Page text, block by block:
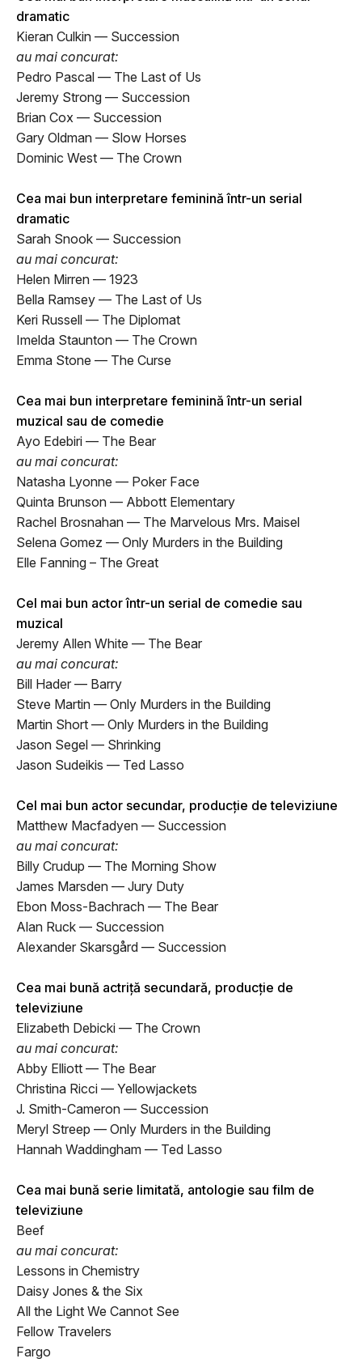
dramatic
Kieran Culkin — Succession
au mai concurat:
Pedro Pascal — The Last of Us
Jeremy Strong — Succession
Brian Cox — Succession
Gary Oldman — Slow Horses
Dominic West — The Crown
Cea mai bun interpretare feminină într-un serial
dramatic
Sarah Snook — Succession
au mai concurat:
Helen Mirren — 1923
Bella Ramsey — The Last of Us
Keri Russell — The Diplomat
Imelda Staunton — The Crown
Emma Stone — The Curse
Cea mai bun interpretare feminină într-un serial
muzical sau de comedie
Ayo Edebiri — The Bear
au mai concurat:
Natasha Lyonne — Poker Face
Quinta Brunson — Abbott Elementary
Rachel Brosnahan — The Marvelous Mrs. Maisel
Selena Gomez — Only Murders in the Building
Elle Fanning – The Great
Cel mai bun actor într-un serial de comedie sau
muzical
Jeremy Allen White — The Bear
au mai concurat:
Bill Hader — Barry
Steve Martin — Only Murders in the Building
Martin Short — Only Murders in the Building
Jason Segel — Shrinking
Jason Sudeikis — Ted Lasso
Cel mai bun actor secundar, producție de televiziune
Matthew Macfadyen — Succession
au mai concurat:
Billy Crudup — The Morning Show
James Marsden — Jury Duty
Ebon Moss-Bachrach — The Bear
Alan Ruck — Succession
Alexander Skarsgård — Succession
Cea mai bună actriță secundară, producție de
televiziune
Elizabeth Debicki — The Crown
au mai concurat:
Abby Elliott — The Bear
Christina Ricci — Yellowjackets
J. Smith-Cameron — Succession
Meryl Streep — Only Murders in the Building
Hannah Waddingham — Ted Lasso
Cea mai bună serie limitată, antologie sau film de
televiziune
Beef
au mai concurat:
Lessons in Chemistry
Daisy Jones & the Six
All the Light We Cannot See
Fellow Travelers
Fargo